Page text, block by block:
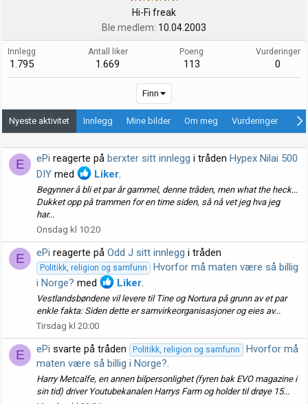
Hi-Fi freak
Ble medlem 10.04.2003
Innlegg
1.795
Antall liker
1.669
Poeng
113
Vurderinger
0
Finn
Nyeste aktivitet Innlegg Mine bilder Om meg Vurderinger
E ePi reagerte på berxter sitt innlegg i tråden Hypex Nilai 500
DIY med Liker.
Begynner å bli et par år gammel, denne tråden, men what the heck...
Dukket opp på trammen for en time siden, så nå vet jeg hva jeg
har...
Onsdag kl 10:20
E ePi reagerte på Odd J sitt innlegg i tråden
Politikk, religion og samfunn
Hvorfor må maten være så billig
i Norge? med Liker.
Vestlandsbøndene vil levere til Tine og Nortura på grunn av et par
enkle fakta: Siden dette er samvirkeorganisasjoner og eies av...
Tirsdag kl 20:00
E ePi svarte på tråden Politikk, religion og samfunn
Hvorfor må
maten være så billig i Norge?.
Harry Metcalfe, en annen bilpersonlighet (fyren bak EVO magazine i
sin tid) driver Youtubekanalen Harrys Farm og holder til drøye 15...